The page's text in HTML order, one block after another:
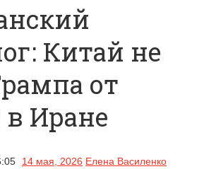
Китай не
от
в Иране
14 мая, 2026 Елена Василенко